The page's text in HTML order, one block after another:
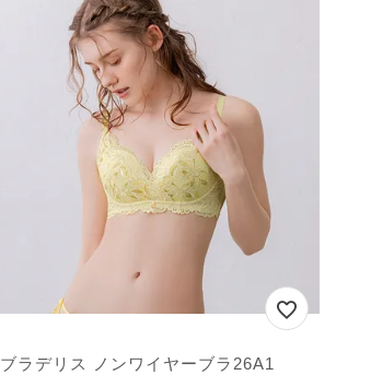
ブラデリス ノンワイヤーブラ26A1